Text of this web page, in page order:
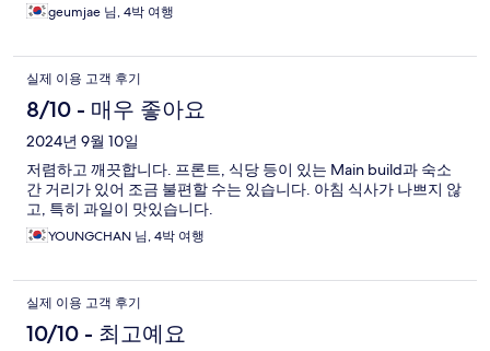
geumjae 님, 4박 여행
실제 이용 고객 후기
8/10 - 매우 좋아요
2024년 9월 10일
저렴하고 깨끗합니다. 프론트, 식당 등이 있는 Main build과 숙소
간 거리가 있어 조금 불편할 수는 있습니다. 아침 식사가 나쁘지 않
고, 특히 과일이 맛있습니다.
YOUNGCHAN 님, 4박 여행
실제 이용 고객 후기
10/10 - 최고예요